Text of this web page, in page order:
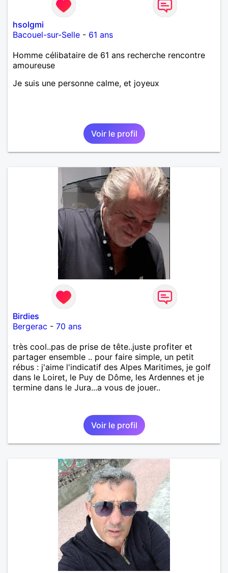
hsolgmi
Bacouel-sur-Selle - 61 ans
Homme célibataire de 61 ans recherche rencontre
amoureuse
Je suis une personne calme, et joyeux
Voir le profil
Birdies
Bergerac - 70 ans
très cool..pas de prise de tête..juste profiter et
partager ensemble .. pour faire simple, un petit
rébus : j'aime l'indicatif des Alpes Maritimes, je golf
dans le Loiret, le Puy de Dôme, les Ardennes et je
termine dans le Jura...a vous de jouer..
Voir le profil